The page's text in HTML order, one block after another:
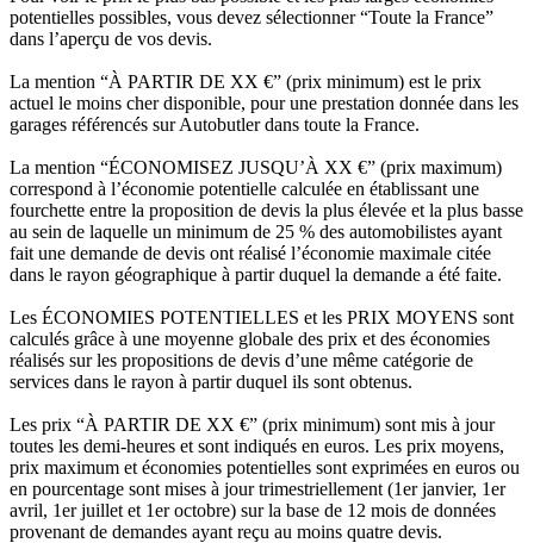
potentielles possibles, vous devez sélectionner “Toute la France”
dans l’aperçu de vos devis.
La mention “À PARTIR DE XX €” (prix minimum) est le prix
actuel le moins cher disponible, pour une prestation donnée dans les
garages référencés sur Autobutler dans toute la France.
La mention “ÉCONOMISEZ JUSQU’À XX €” (prix maximum)
correspond à l’économie potentielle calculée en établissant une
fourchette entre la proposition de devis la plus élevée et la plus basse
au sein de laquelle un minimum de 25 % des automobilistes ayant
fait une demande de devis ont réalisé l’économie maximale citée
dans le rayon géographique à partir duquel la demande a été faite.
Les ÉCONOMIES POTENTIELLES et les PRIX MOYENS sont
calculés grâce à une moyenne globale des prix et des économies
réalisés sur les propositions de devis d’une même catégorie de
services dans le rayon à partir duquel ils sont obtenus.
Les prix “À PARTIR DE XX €” (prix minimum) sont mis à jour
toutes les demi-heures et sont indiqués en euros. Les prix moyens,
prix maximum et économies potentielles sont exprimées en euros ou
en pourcentage sont mises à jour trimestriellement (1er janvier, 1er
avril, 1er juillet et 1er octobre) sur la base de 12 mois de données
provenant de demandes ayant reçu au moins quatre devis.